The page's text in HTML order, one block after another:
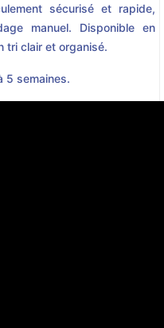
sécurisé et rapide,
manuel. Disponible en
tri clair et organisé.
5 semaines.